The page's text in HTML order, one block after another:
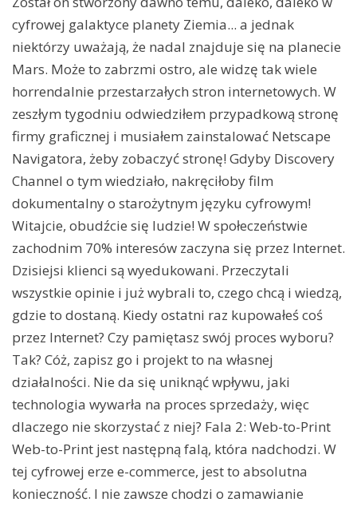
cyfrowej galaktyce planety Ziemia... a jednak
niektórzy uważają, że nadal znajduje się na planecie
Mars. Może to zabrzmi ostro, ale widzę tak wiele
horrendalnie przestarzałych stron internetowych. W
zeszłym tygodniu odwiedziłem przypadkową stronę
firmy graficznej i musiałem zainstalować Netscape
Navigatora, żeby zobaczyć stronę! Gdyby Discovery
Channel o tym wiedziało, nakręciłoby film
dokumentalny o starożytnym języku cyfrowym!
Witajcie, obudźcie się ludzie! W społeczeństwie
zachodnim 70% interesów zaczyna się przez Internet.
Dzisiejsi klienci są wyedukowani. Przeczytali
wszystkie opinie i już wybrali to, czego chcą i wiedzą,
gdzie to dostaną. Kiedy ostatni raz kupowałeś coś
przez Internet? Czy pamiętasz swój proces wyboru?
Tak? Cóż, zapisz go i projekt to na własnej
działalności. Nie da się uniknąć wpływu, jaki
technologia wywarła na proces sprzedaży, więc
dlaczego nie skorzystać z niej? Fala 2: Web-to-Print
Web-to-Print jest następną falą, która nadchodzi. W
tej cyfrowej erze e-commerce, jest to absolutna
konieczność. I nie zawsze chodzi o zamawianie